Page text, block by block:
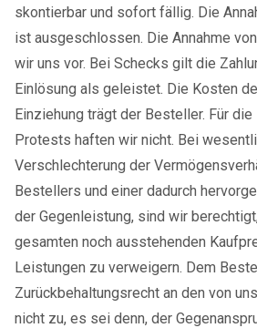
skontierbar und sofort fällig. Die
ist ausgeschlossen. Die Annahme
wir uns vor. Bei Schecks gilt die
Einlösung als geleistet. Die Kosten
Einziehung trägt der Besteller. Für
Protests haften wir nicht. Bei
Verschlechterung der
Bestellers und einer dadurch
der Gegenleistung, sind wir
gesamten noch ausstehenden
Leistungen zu verweigern. Dem
Zurückbehaltungsrecht an den von
nicht zu, es sei denn, der